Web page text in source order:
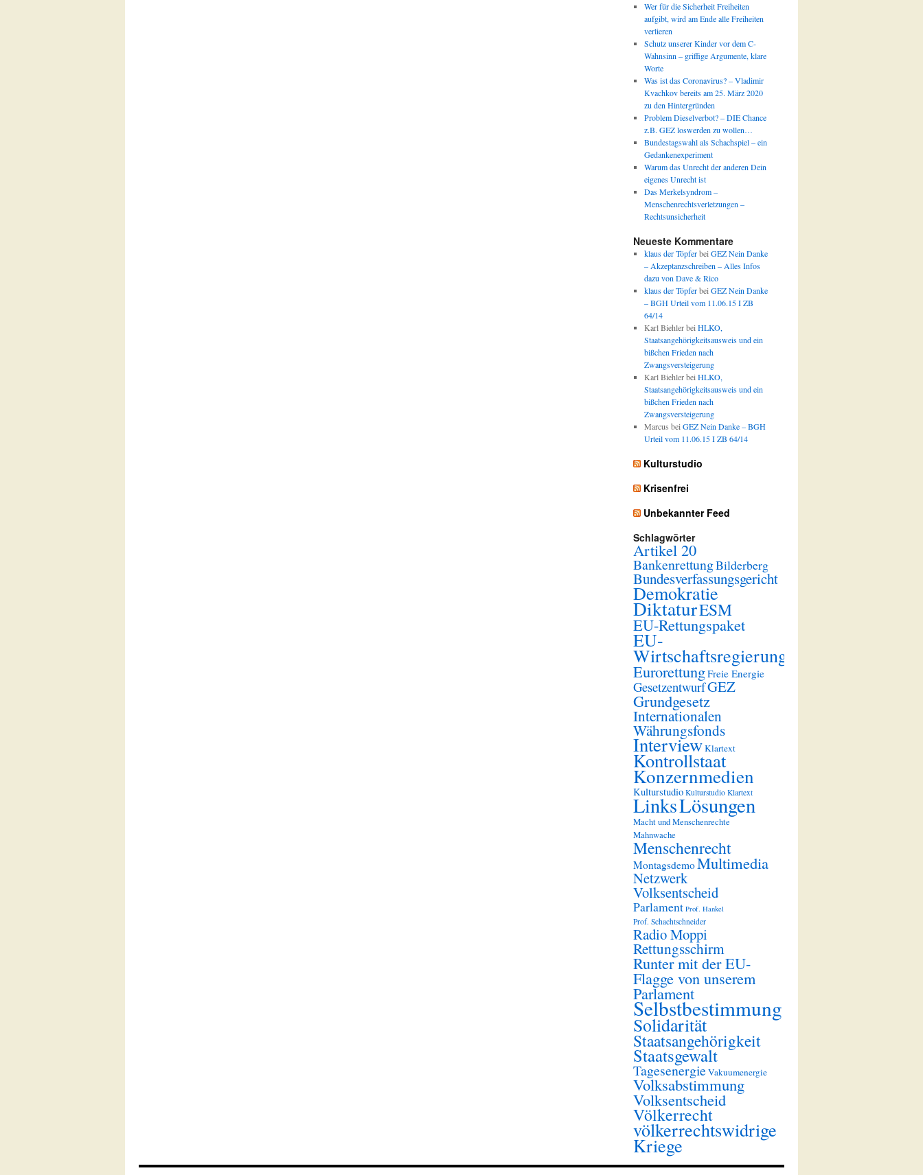
Wer für die Sicherheit Freiheiten
aufgibt, wird am Ende alle Freiheiten
verlieren
Schutz unserer Kinder vor dem C-
Wahnsinn – griffige Argumente, klare
Worte
Was ist das Coronavirus? – Vladimir
Kvachkov bereits am 25. März 2020
zu den Hintergründen
Problem Dieselverbot? – DIE Chance
z.B. GEZ loswerden zu wollen…
Bundestagswahl als Schachspiel – ein
Gedankenexperiment
Warum das Unrecht der anderen Dein
eigenes Unrecht ist
Das Merkelsyndrom –
Menschenrechtsverletzungen –
Rechtsunsicherheit
Neueste Kommentare
klaus der Töpferbei GEZ Nein Danke
– Akzeptanzschreiben – Alles Infos
dazu von Dave & Rico
klaus der Töpferbei GEZ Nein Danke
– BGH Urteil vom 11.06.15 I ZB
64/14
Karl Biehlerbei HLKO,
Staatsangehörigkeitsausweis und ein
bißchen Frieden nach
Zwangsversteigerung
Karl Biehlerbei HLKO,
Staatsangehörigkeitsausweis und ein
bißchen Frieden nach
Zwangsversteigerung
Marcus bei GEZ Nein Danke – BGH
Urteil vom 11.06.15 I ZB 64/14
Kulturstudio
Krisenfrei
Unbekannter Feed
Schlagwörter
Artikel 20
BankenrettungBilderberg
Bundesverfassungsgericht
Demokratie
DiktaturESM
EU-Rettungspaket
EU-
Wirtschaftsregierung
EurorettungFreie Energie
GesetzentwurfGEZ
Grundgesetz
Internationalen
Währungsfonds
InterviewKlartext
Kontrollstaat
Konzernmedien
Kulturstudio Kulturstudio Klartext
LinksLösungen
Macht und Menschenrechte
Mahnwache
Menschenrecht
MontagsdemoMultimedia
Netzwerk
Volksentscheid
Parlament Prof. Hankel
Prof. Schachtschneider
Radio Moppi
Rettungsschirm
Runter mit der EU-
Flagge von unserem
Parlament
Selbstbestimmung
Solidarität
Staatsangehörigkeit
Staatsgewalt
Tagesenergie Vakuumenergie
Volksabstimmung
Volksentscheid
Völkerrecht
völkerrechtswidrige
Kriege